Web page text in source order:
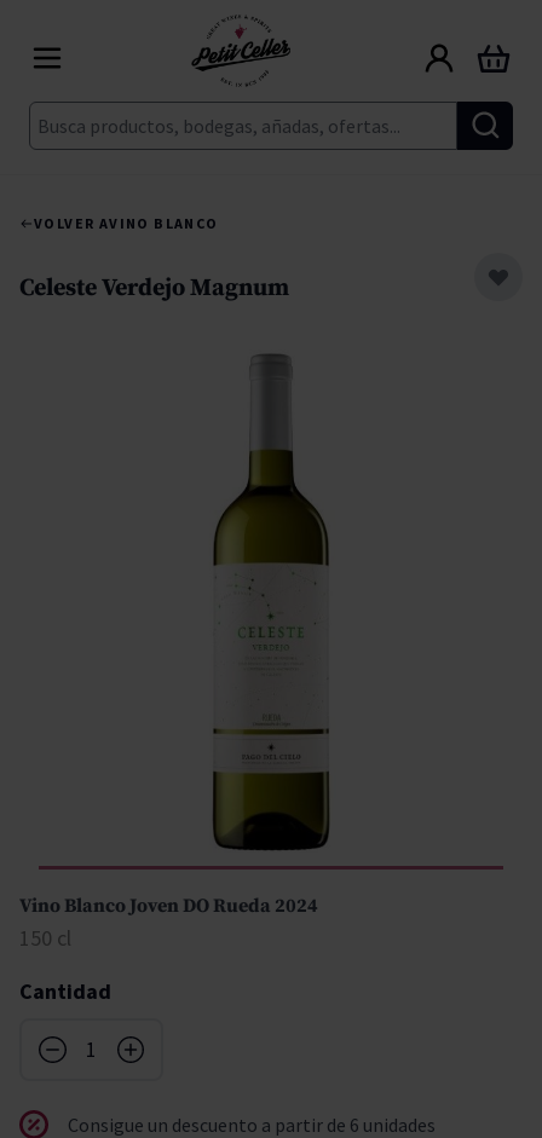
Buscar
Carrito
VOLVER AVINO BLANCO
Celeste Verdejo Magnum
Vino Blanco Joven DO Rueda 2024
150 cl
Cantidad
Consigue un descuento a partir de 6 unidades